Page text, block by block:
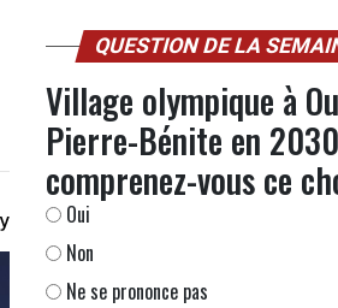
QUESTION DE LA
Village olympique à
Pierre-Bénite en
comprenez-vous ce
Oui
Non
Ne se prononce pas